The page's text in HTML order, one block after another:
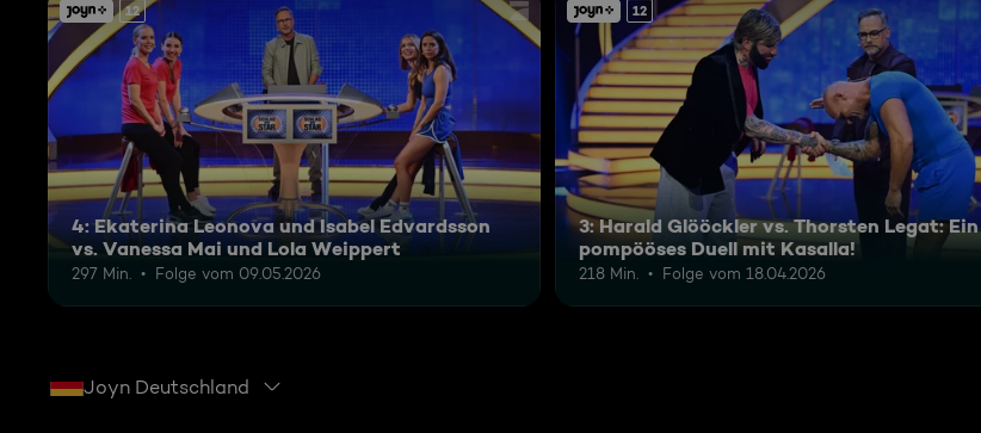
12
4: Ekaterina Leonova und Isabel Edvardsson
vs. Vanessa Mai und Lola Weippert
297 Min. Folge vom 09.05.2026
12
3: Harald Glööckler vs. Thorsten Legat: Ein
pompööses Duell mit Kasalla!
218 Min. Folge vom 18.04.2026
Joyn Deutschland